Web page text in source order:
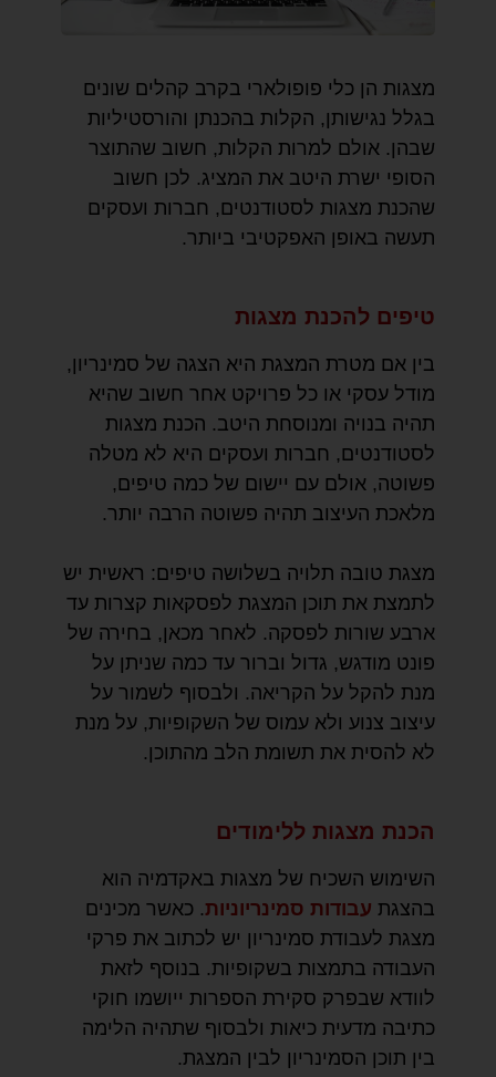
מצגות הן כלי פופולארי בקרב קהלים שונים
בגלל נגישותן, הקלות בהכנתן והורסטיליות
שבהן. אולם למרות הקלות, חשוב שהתוצר
הסופי ישרת היטב את המציג. לכן חשוב
שהכנת מצגות לסטודנטים, חברות ועסקים
תעשה באופן האפקטיבי ביותר.
טיפים להכנת מצגות
בין אם מטרת המצגת היא הצגה של סמינריון,
מודל עסקי או כל פרויקט אחר חשוב שהיא
תהיה בנויה ומנוסחת היטב. הכנת מצגות
לסטודנטים, חברות ועסקים היא לא מטלה
פשוטה, אולם עם יישום של כמה טיפים,
מלאכת העיצוב תהיה פשוטה הרבה יותר.
מצגת טובה תלויה בשלושה טיפים: ראשית יש
לתמצת את תוכן המצגת לפסקאות קצרות עד
ארבע שורות לפסקה. לאחר מכאן, בחירה של
פונט מודגש, גדול וברור עד כמה שניתן על
מנת להקל על הקריאה. ולבסוף לשמור על
עיצוב צנוע ולא עמוס של השקופיות, על מנת
לא להסית את תשומת הלב מהתוכן.
הכנת מצגות ללימודים
השימוש השכיח של מצגות באקדמיה הוא
בהצגת עבודות סמינריוניות. כאשר מכינים
מצגת לעבודת סמינריון יש לכתוב את פרקי
העבודה בתמצות בשקופיות. בנוסף לזאת
לוודא שבפרק סקירת הספרות ייושמו חוקי
כתיבה מדעית כיאות ולבסוף שתהיה הלימה
בין תוכן הסמינריון לבין המצגת.